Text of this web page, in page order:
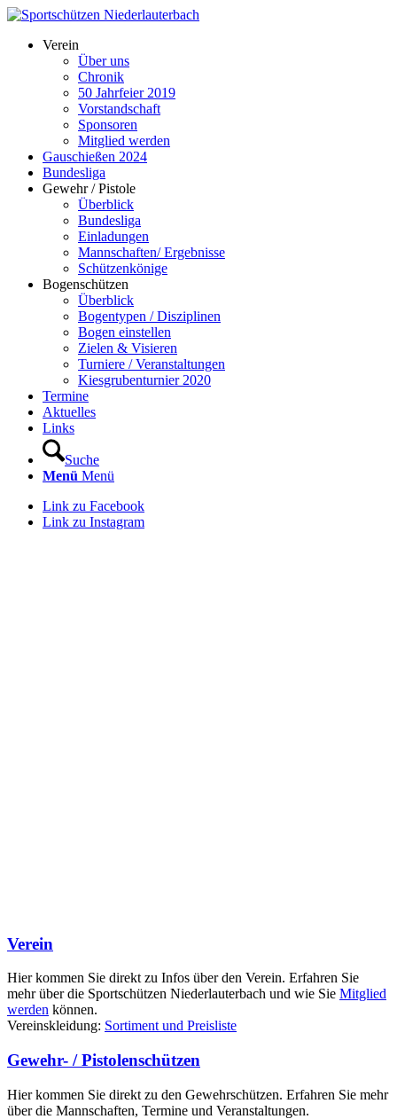
Verein
Über uns
Chronik
50 Jahrfeier 2019
Vorstandschaft
Sponsoren
Mitglied werden
Gauschießen 2024
Bundesliga
Gewehr / Pistole
Überblick
Bundesliga
Einladungen
Mannschaften/ Ergebnisse
Schützenkönige
Bogenschützen
Überblick
Bogentypen / Disziplinen
Bogen einstellen
Zielen & Visieren
Turniere / Veranstaltungen
Kiesgrubenturnier 2020
Termine
Aktuelles
Links
Suche
Menü Menü
Link zu Facebook
Link zu Instagram
Verein
Hier kommen Sie direkt zu Infos über den Verein. Erfahren Sie
mehr über die Sportschützen Niederlauterbach und wie Sie Mitglied
werden können.
Vereinskleidung: Sortiment und Preisliste
Gewehr- / Pistolenschützen
Hier kommen Sie direkt zu den Gewehrschützen. Erfahren Sie mehr
über die Mannschaften, Termine und Veranstaltungen.